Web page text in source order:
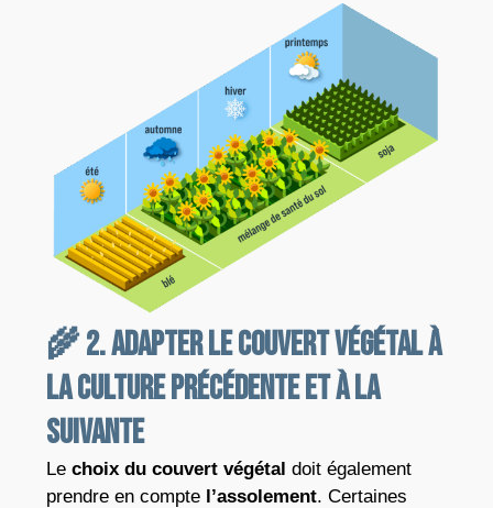
🌾 2. Adapter le couvert végétal à
la culture précédente et à la
suivante
Lechoix du couvert végétal doit également
prendre en compte l’assolement. Certaines